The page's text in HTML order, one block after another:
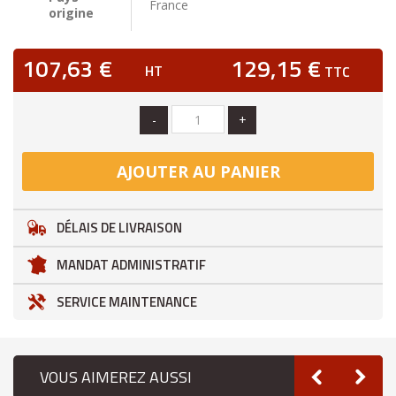
origine
France
107,63 € HT 129,15 € TTC
- +
AJOUTER AU PANIER
DÉLAIS DE LIVRAISON
MANDAT ADMINISTRATIF
SERVICE MAINTENANCE
VOUS AIMEREZ AUSSI